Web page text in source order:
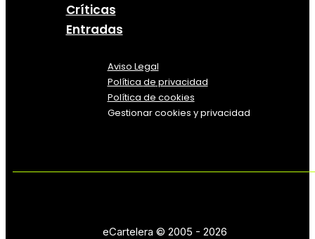
Críticas
Entradas
Aviso Legal
Política de privacidad
Política de cookies
Gestionar cookies y privacidad
eCartelera © 2005 - 2026